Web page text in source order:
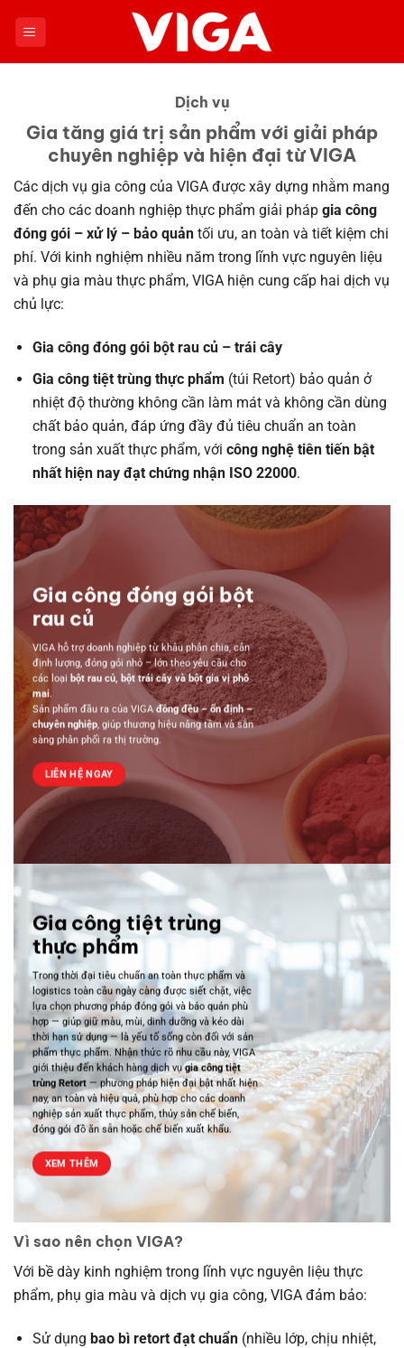
Dịch vụ
Gia tăng giá trị sản phẩm với giải pháp
chuyên nghiệp và hiện đại từ VIGA
Các dịch vụ gia công của VIGA được xây dựng nhằm mang
đến cho các doanh nghiệp thực phẩm giải pháp gia công
đóng gói – xử lý – bảo quản tối ưu, an toàn và tiết kiệm chi
phí. Với kinh nghiệm nhiều năm trong lĩnh vực nguyên liệu
và phụ gia màu thực phẩm, VIGA hiện cung cấp hai dịch vụ
chủ lực:
Gia công đóng gói bột rau củ – trái cây
Gia công tiệt trùng thực phẩm (túi Retort) bảo quản ở
nhiệt độ thường không cần làm mát và không cần dùng
chất bảo quản, đáp ứng đầy đủ tiêu chuẩn an toàn
trong sản xuất thực phẩm, vớicông nghệ tiên tiến bật
nhất hiện nay đạt chứng nhận ISO 22000.
Gia công đóng gói bột
rau củ
VIGA hỗ trợ doanh nghiệp từ khâu phân chia, cân
định lượng, đóng gói nhỏ – lớn theo yêu cầu cho
các loại bột rau củ, bột trái cây và bột gia vị phô
mai.
Sản phẩm đầu ra của VIGA đồng đều – ổn định –
chuyên nghiệp, giúp thương hiệu nâng tầm và sẵn
sàng phân phối ra thị trường.
LIÊN HỆ NGAY
Gia công tiệt trùng
thực phẩm
Trong thời đại tiêu chuẩn an toàn thực phẩm và
logistics toàn cầu ngày càng được siết chặt, việc
lựa chọn phương pháp đóng gói và bảo quản phù
hợp — giúp giữ màu, mùi, dinh dưỡng và kéo dài
thời hạn sử dụng — là yếu tố sống còn đối với sản
phẩm thực phẩm. Nhận thức rõ nhu cầu này, VIGA
giới thiệu đến khách hàng dịch vụgia công tiệt
trùng Retort— phương pháp hiện đại bật nhất hiện
nay, an toàn và hiệu quả, phù hợp cho các doanh
nghiệp sản xuất thực phẩm, thủy sản chế biến,
đóng gói đồ ăn sẵn hoặc chế biến xuất khẩu.
XEM THÊM
Vì sao nên chọn VIGA?
Với bề dày kinh nghiệm trong lĩnh vực nguyên liệu thực
phẩm, phụ gia màu và dịch vụ gia công, VIGA đảm bảo:
Sử dụngbao bì retort đạt chuẩn (nhiều lớp, chịu nhiệt,